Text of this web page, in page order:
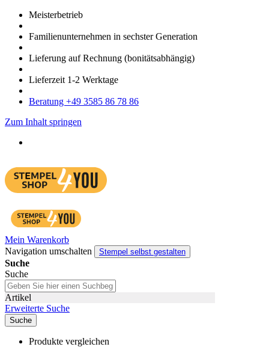
Meister­betrieb
Familien­unter­nehmen in sechster Gene­ration
Lieferung auf Rech­nung (bonitätsabhängig)
Liefer­zeit 1-2 Werk­tage
Bera­tung +49 3585 86 78 86
Zum Inhalt springen
Mein Warenkorb
Navigation umschalten
Stempel selbst gestalten
Suche
Suche
Artikel
Erweiterte Suche
Suche
Produkte vergleichen